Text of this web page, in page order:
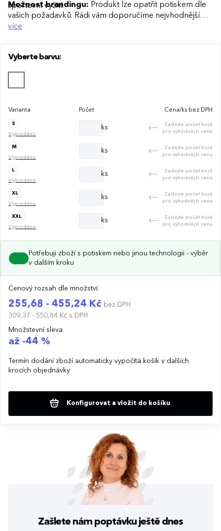
sportovní vyžití.
Možnost brandingu: Produkt lze opatřit potiskem dle
vašich požadavků. Rádi vám doporučíme nejvhodnější
technologii potisku s ohledem na design i váš rozpočet.
více
Vyberte barvu:
Varianta Počet Cena/ks bez DPH
S
Vyprodáno
ks
Zadejte počet kusů
pro výhodnější cenu
M
Vyprodáno
ks
Zadejte počet kusů
pro výhodnější cenu
L
Vyprodáno
ks
Zadejte počet kusů
pro výhodnější cenu
XL
Vyprodáno
ks
Zadejte počet kusů
pro výhodnější cenu
XXL
Vyprodáno
ks
Zadejte počet kusů
pro výhodnější cenu
Potřebuji zboží s potiskem nebo jinou technologii - výběr
v dalším kroku
Cenový rozsah dle množství
255,68 - 455,24 Kč bez DPH
309,37 - 550,84 Kč s DPH
Množstevní sleva
až -44 %
Termín dodání zboží automaticky vypočítá košík v dalších
krocích objednávky
Konfigurovat a vložit do košíku
Zašlete nám poptávku ještě dnes